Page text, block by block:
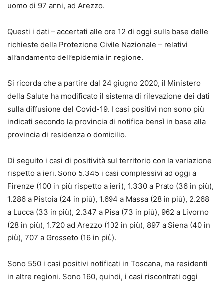
uomo di 97 anni, ad Arezzo.
Questi i dati – accertati alle ore 12 di oggi sulla base delle
richieste della Protezione Civile Nazionale – relativi
all’andamento dell’epidemia in regione.
Si ricorda che a partire dal 24 giugno 2020, il Ministero
della Salute ha modificato il sistema di rilevazione dei dati
sulla diffusione del Covid-19. I casi positivi non sono più
indicati secondo la provincia di notifica bensì in base alla
provincia di residenza o domicilio.
Di seguito i casi di positività sul territorio con la variazione
rispetto a ieri. Sono 5.345 i casi complessivi ad oggi a
Firenze (100 in più rispetto a ieri), 1.330 a Prato (36 in più),
1.286 a Pistoia (24 in più), 1.694 a Massa (28 in più), 2.268
a Lucca (33 in più), 2.347 a Pisa (73 in più), 962 a Livorno
(28 in più), 1.720 ad Arezzo (102 in più), 897 a Siena (40 in
più), 707 a Grosseto (16 in più).
Sono 550 i casi positivi notificati in Toscana, ma residenti
in altre regioni. Sono 160, quindi, i casi riscontrati oggi